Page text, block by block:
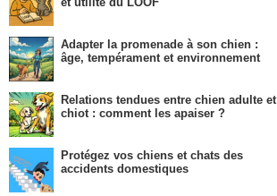
Adapter la promenade à son chien :
âge, tempérament et environnement
Relations tendues entre chien adulte et
chiot : comment les apaiser ?
Protégez vos chiens et chats des
accidents domestiques